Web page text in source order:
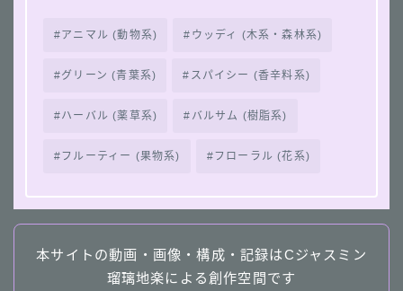
アニマル (動物系) ウッディ (木系・森林系)
グリーン (青葉系) スパイシー (香辛料系)
ハーバル (薬草系) バルサム (樹脂系)
フルーティー (果物系) フローラル (花系)
本サイトの動画・画像・構成・記録はCジャスミン
瑠璃地楽による創作空間です